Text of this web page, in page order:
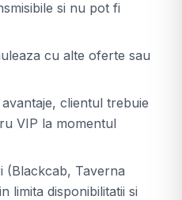
si nu pot fi
cu alte oferte sau
clientul trebuie
VIP la momentul
(Blackcab, Taverna
limita disponibilitatii si